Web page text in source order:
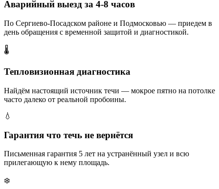
Аварийный выезд за 4-8 часов
По Сергиево-Посадском районе и Подмосковью — приедем в
день обращения с временной защитой и диагностикой.
🌡️
Тепловизионная диагностика
Найдём настоящий источник течи — мокрое пятно на потолке
часто далеко от реальной пробоины.
💧
Гарантия что течь не вернётся
Письменная гарантия 5 лет на устранённый узел и всю
прилегающую к нему площадь.
❄️